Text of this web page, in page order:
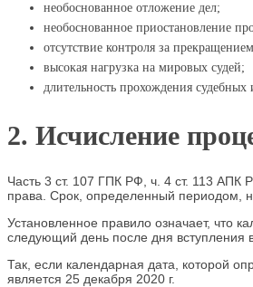
необоснованное отложение дел;
необоснованное приостановление
отсутствие контроля за
высокая нагрузка на мировых судей;
длительность прохождения
2. Исчисление
Часть 3 ст. 107 ГПК РФ, ч. 4 ст. 113 АПК
права. Срок, определенный периодом,
Установленное правило означает, что
следующий день после дня вступления
Так, если календарная дата, которой
является 25 декабря 2020 г.